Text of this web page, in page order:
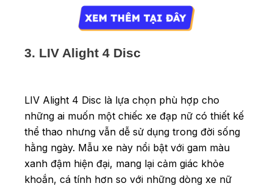
3. LIV Alight 4 Disc
LIV Alight 4 Disc là lựa chọn phù hợp cho
những ai muốn một chiếc xe đạp nữ có thiết kế
thể thao nhưng vẫn dễ sử dụng trong đời sống
hằng ngày. Mẫu xe này nổi bật với gam màu
xanh đậm hiện đại, mang lại cảm giác khỏe
khoắn, cá tính hơn so với những dòng xe nữ